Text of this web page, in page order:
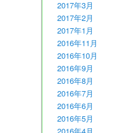
2017年3月
2017年2月
2017年1月
2016年11月
2016年10月
2016年9月
2016年8月
2016年7月
2016年6月
2016年5月